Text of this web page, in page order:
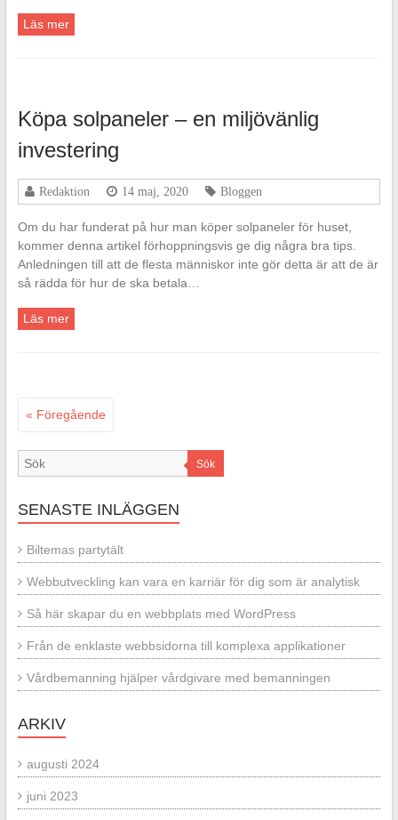
Läs mer
Köpa solpaneler – en miljövänlig
investering
Redaktion 14 maj, 2020 Bloggen
Om du har funderat på hur man köper solpaneler för huset,
kommer denna artikel förhoppningsvis ge dig några bra tips.
Anledningen till att de flesta människor inte gör detta är att de är
så rädda för hur de ska betala…
Läs mer
« Föregående
Sök
SENASTE INLÄGGEN
Biltemas partytält
Webbutveckling kan vara en karriär för dig som är analytisk
Så här skapar du en webbplats med WordPress
Från de enklaste webbsidorna till komplexa applikationer
Vårdbemanning hjälper vårdgivare med bemanningen
ARKIV
augusti 2024
juni 2023